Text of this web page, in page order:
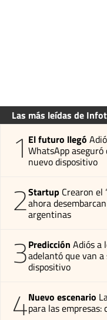
Las más leídas de
1 El futuro llegó
WhatsApp
nuevo dispositivo
2Startup Crearon el
ahora
argentinas
3Predicción Adiós a
adelantó que van
dispositivo
4Nuevo escenario
para las